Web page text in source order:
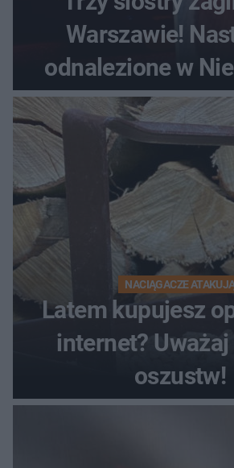
Warszawie!
odnalezione w
NACIĄGACZE
Latem kupujesz
internet?
oszustw!